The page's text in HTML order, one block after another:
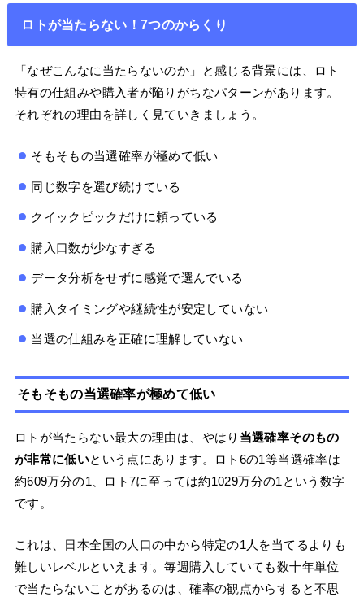
ロトが当たらない！7つのからくり
「なぜこんなに当たらないのか」と感じる背景には、ロト
特有の仕組みや購入者が陥りがちなパターンがあります。
それぞれの理由を詳しく見ていきましょう。
そもそもの当選確率が極めて低い
同じ数字を選び続けている
クイックピックだけに頼っている
購入口数が少なすぎる
データ分析をせずに感覚で選んでいる
購入タイミングや継続性が安定していない
当選の仕組みを正確に理解していない
そもそもの当選確率が極めて低い
ロトが当たらない最大の理由は、やはり 当選確率そのもの
が非常に低いという点にあります。ロト6の1等当選確率は
約609万分の1、ロト7に至っては約1029万分の1という数字
です。
これは、日本全国の人口の中から特定の1人を当てるよりも
難しいレベルといえます。毎週購入していても数十年単位
で当たらないことがあるのは、確率の観点からすると不思